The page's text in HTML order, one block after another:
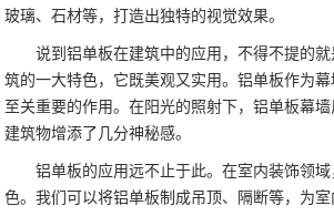
玻璃、石材等，打造出独特的视觉效果。
说到铝单板在建筑中的应用，不得不提的
筑的一大特色，它既美观又实用。铝单板作为
至关重要的作用。在阳光的照射下，铝单板幕
建筑物增添了几分神秘感。
铝单板的应用远不止于此。在室内装饰领
色。我们可以将铝单板制成吊顶、隔断等，为